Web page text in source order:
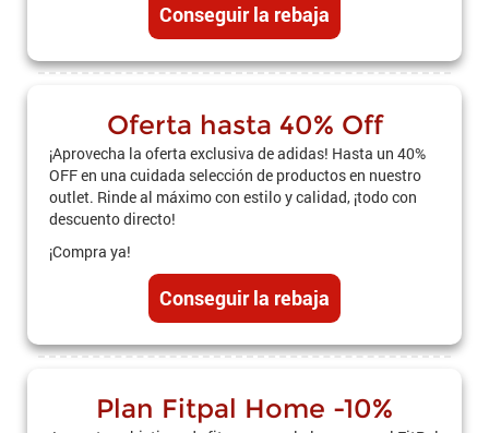
Conseguir la rebaja
Oferta hasta 40% Off
¡Aprovecha la oferta exclusiva de adidas! Hasta un 40%
OFF en una cuidada selección de productos en nuestro
outlet. Rinde al máximo con estilo y calidad, ¡todo con
descuento directo!
¡Compra ya!
Conseguir la rebaja
Plan Fitpal Home -10%